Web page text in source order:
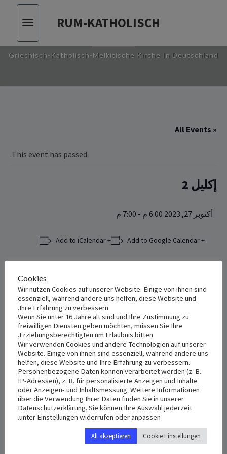
RUM-KATHOLISCH
Toggle
RUM-KATHOLISCH
Griechisch-Katholisch-Melkitische Kirche In Deutschland
« All Events
This event has passed.
إكليل 2
أكتوبر 27, 2023 6:00 م - 7:00 م
+ Add to Google Calendar
+ Add to iCalendar
DETAILS
Date:
أكتوبر 27, 2023
6:00 م - 7:00 م
VENUE
Kathedrale Maria Schutz und
St. Andreas
‎Schönstr. 55
München,81543Germany +
Google Map
Cookies
Wir nutzen Cookies auf unserer Website. Einige von ihnen sind
essenziell, während andere uns helfen, diese Website und
Ihre Erfahrung zu verbessern.
Wenn Sie unter 16 Jahre alt sind und Ihre Zustimmung zu
freiwilligen Diensten geben möchten, müssen Sie Ihre
Erziehungsberechtigten um Erlaubnis bitten.
Wir verwenden Cookies und andere Technologien auf unserer
Website. Einige von ihnen sind essenziell, während andere uns
helfen, diese Website und Ihre Erfahrung zu verbessern.
Personenbezogene Daten können verarbeitet werden (z. B.
IP-Adressen), z. B. für personalisierte Anzeigen und Inhalte
oder Anzeigen- und Inhaltsmessung. Weitere Informationen
über die Verwendung Ihrer Daten finden Sie in unserer
Datenschutzerklärung. Sie können Ihre Auswahl jederzeit
unter Einstellungen widerrufen oder anpassen.
Cookie Einstellungen
All akzeptieren